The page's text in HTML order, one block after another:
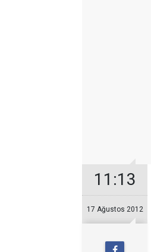
11:13
17 Ağustos 2012